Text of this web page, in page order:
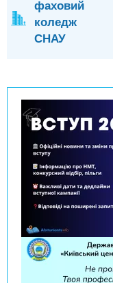
фаховий
коледж
СНАУ